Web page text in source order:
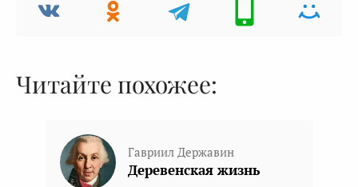
Читайте похожее:
Гавриил Державин
Деревенская жизнь